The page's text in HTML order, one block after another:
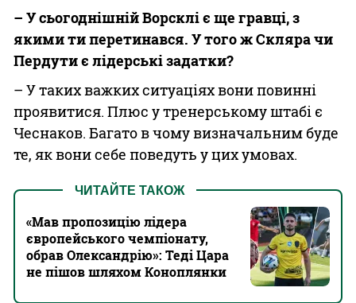
– У сьогоднішній Ворсклі є ще гравці, з
якими ти перетинався. У того ж Скляра чи
Пердути є лідерські задатки?
– У таких важких ситуаціях вони повинні
проявитися. Плюс у тренерському штабі є
Чеснаков. Багато в чому визначальним буде
те, як вони себе поведуть у цих умовах.
ЧИТАЙТЕ ТАКОЖ
«Мав пропозицію лідера
європейського чемпіонату,
обрав Олександрію»: Теді Цара
не пішов шляхом Коноплянки